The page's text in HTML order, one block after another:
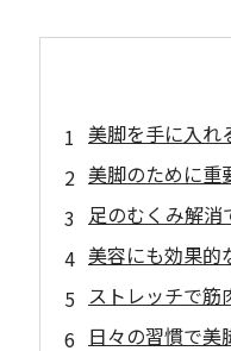
美脚を手に入れ
美脚のために重
足のむくみ解消
美容にも効果的
ストレッチで筋
日々の習慣で美